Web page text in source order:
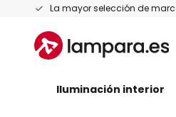
La mayor selección de
Ir
contenido
Iluminación interior